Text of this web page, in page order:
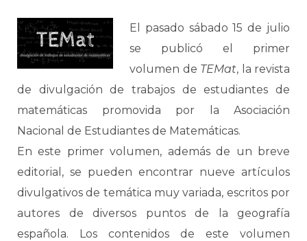
El pasado sábado 15 de julio
se publicó el primer
volumen de TEMat, la revista
de divulgación de trabajos de estudiantes de
matemáticas promovida por la Asociación
Nacional de Estudiantes de Matemáticas.
En este primer volumen, además de un breve
editorial, se pueden encontrar nueve artículos
divulgativos de temática muy variada, escritos por
autores de diversos puntos de la geografía
española. Los contenidos de este volumen